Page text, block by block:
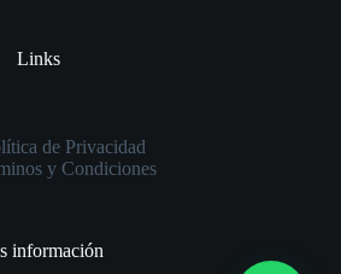
Links
de Privacidad
y Condiciones
información